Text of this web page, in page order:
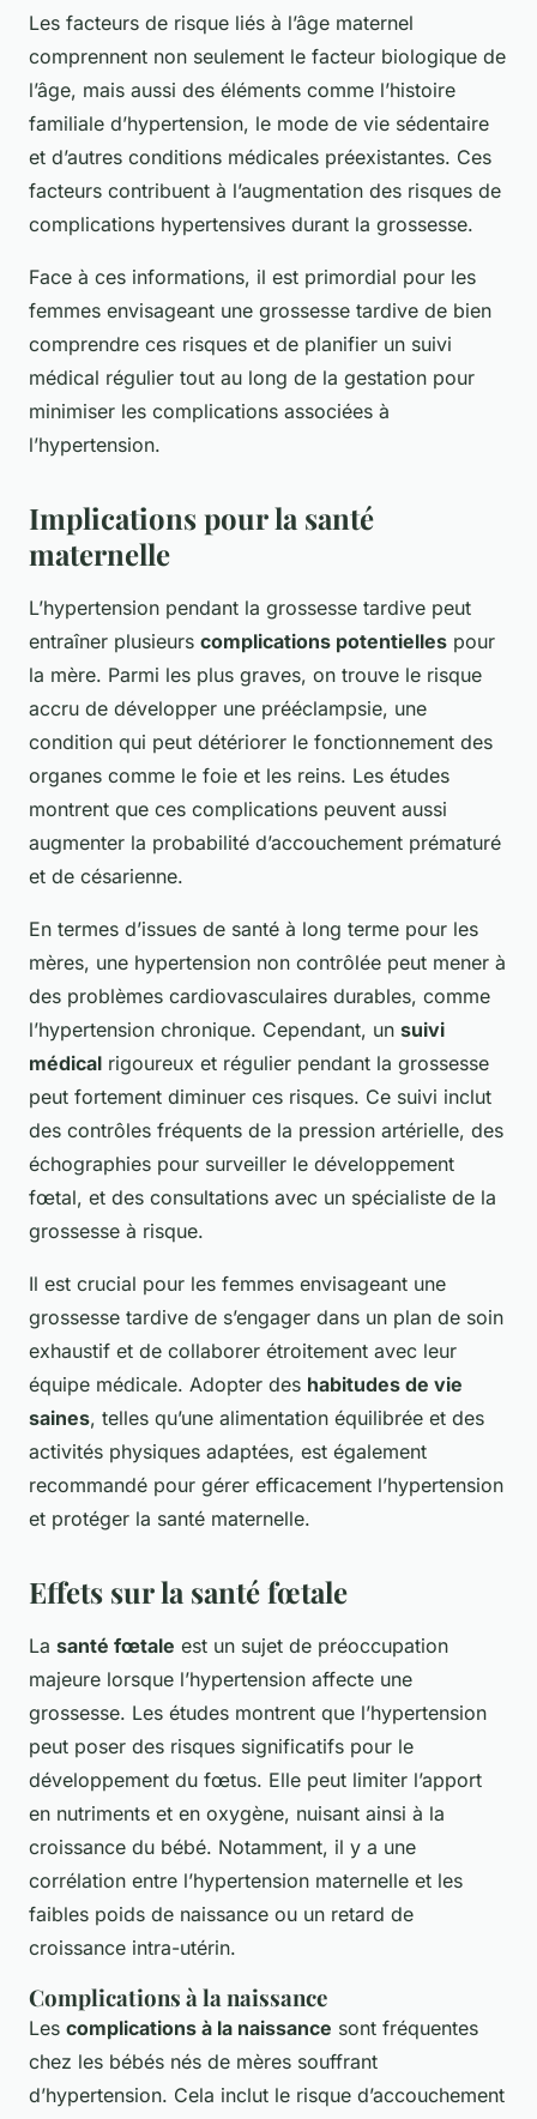
Les facteurs de risque liés à l’âge maternel
comprennent non seulement le facteur biologique de
l’âge, mais aussi des éléments comme l’histoire
familiale d’hypertension, le mode de vie sédentaire
et d’autres conditions médicales préexistantes. Ces
facteurs contribuent à l’augmentation des risques de
complications hypertensives durant la grossesse.
Face à ces informations, il est primordial pour les
femmes envisageant une grossesse tardive de bien
comprendre ces risques et de planifier un suivi
médical régulier tout au long de la gestation pour
minimiser les complications associées à
l’hypertension.
Implications pour la santé
maternelle
L’hypertension pendant la grossesse tardive peut
entraîner plusieurs complications potentielles pour
la mère. Parmi les plus graves, on trouve le risque
accru de développer une prééclampsie, une
condition qui peut détériorer le fonctionnement des
organes comme le foie et les reins. Les études
montrent que ces complications peuvent aussi
augmenter la probabilité d’accouchement prématuré
et de césarienne.
En termes d’issues de santé à long terme pour les
mères, une hypertension non contrôlée peut mener à
des problèmes cardiovasculaires durables, comme
l’hypertension chronique. Cependant, un suivi
médical rigoureux et régulier pendant la grossesse
peut fortement diminuer ces risques. Ce suivi inclut
des contrôles fréquents de la pression artérielle, des
échographies pour surveiller le développement
fœtal, et des consultations avec un spécialiste de la
grossesse à risque.
Il est crucial pour les femmes envisageant une
grossesse tardive de s’engager dans un plan de soin
exhaustif et de collaborer étroitement avec leur
équipe médicale. Adopter des habitudes de vie
saines, telles qu’une alimentation équilibrée et des
activités physiques adaptées, est également
recommandé pour gérer efficacement l’hypertension
et protéger la santé maternelle.
Effets sur la santé fœtale
La santé fœtale est un sujet de préoccupation
majeure lorsque l’hypertension affecte une
grossesse. Les études montrent que l’hypertension
peut poser des risques significatifs pour le
développement du fœtus. Elle peut limiter l’apport
en nutriments et en oxygène, nuisant ainsi à la
croissance du bébé. Notamment, il y a une
corrélation entre l’hypertension maternelle et les
faibles poids de naissance ou un retard de
croissance intra-utérin.
Complications à la naissance
Les complications à la naissance sont fréquentes
chez les bébés nés de mères souffrant
d’hypertension. Cela inclut le risque d’accouchement